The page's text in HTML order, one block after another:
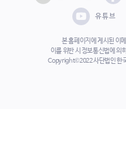
유튜브
본 홈페이지에 게시된 이
이를 위반 시 정보통신법에 의
Copyright©2022 사단법인 한